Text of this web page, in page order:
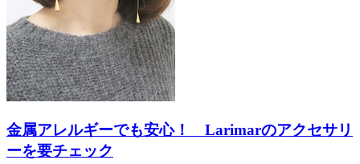
金属アレルギーでも安心！ Larimarのアクセサリ
ーを要チェック